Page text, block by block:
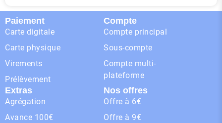
Paiement
Carte digitale
Carte physique
Virements
Prélèvement
Compte
Compte principal
Sous-compte
Compte multi-
plateforme
Extras
Agrégation
Avance 100€
Nos offres
Offre à 6€
Offre à 9€